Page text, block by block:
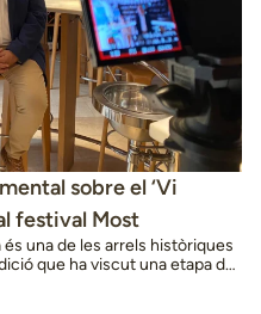
sobre el ‘Vi
festival Most
una de les arrels històriques
que ha viscut una etapa de
impuls del qual
n’ha estat artífex